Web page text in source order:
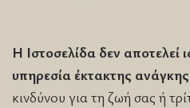
Η Ιστοσελίδα δεν αποτελεί
υπηρεσία έκτακτης
κινδύνου για τη ζωή σας ή